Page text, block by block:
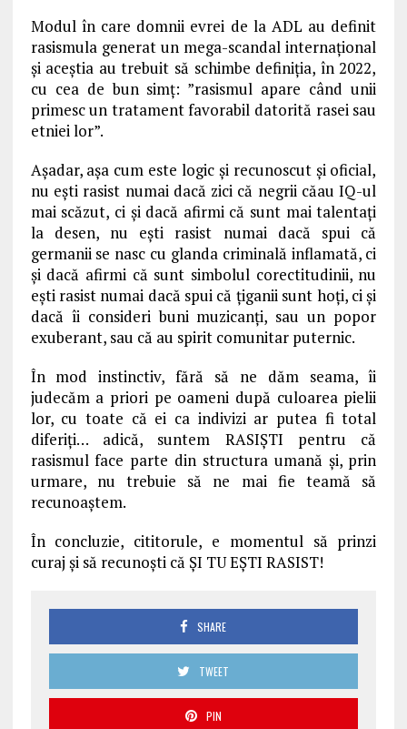
Modul în care domnii evrei de la ADL au definit
rasismula generat un mega-scandal internațional
și aceștia au trebuit să schimbe definiția, în 2022,
cu cea de bun simț: ”rasismul apare când unii
primesc un tratament favorabil datorită rasei sau
etniei lor”.
Așadar, așa cum este logic și recunoscut și oficial,
nu ești rasist numai dacă zici că negrii căau IQ-ul
mai scăzut, ci și dacă afirmi că sunt mai talentați
la desen, nu ești rasist numai dacă spui că
germanii se nasc cu glanda criminală inflamată, ci
și dacă afirmi că sunt simbolul corectitudinii, nu
ești rasist numai dacă spui că țiganii sunt hoți, ci și
dacă îi consideri buni muzicanți, sau un popor
exuberant, sau că au spirit comunitar puternic.
În mod instinctiv, fără să ne dăm seama, îi
judecăm a priori pe oameni după culoarea pielii
lor, cu toate că ei ca indivizi ar putea fi total
diferiți… adică, suntem RASIȘTI pentru că
rasismul face parte din structura umană și, prin
urmare, nu trebuie să ne mai fie teamă să
recunoaștem.
În concluzie, cititorule, e momentul să prinzi
curaj și să recunoști că ȘI TU EȘTI RASIST!
SHARE
TWEET
PIN